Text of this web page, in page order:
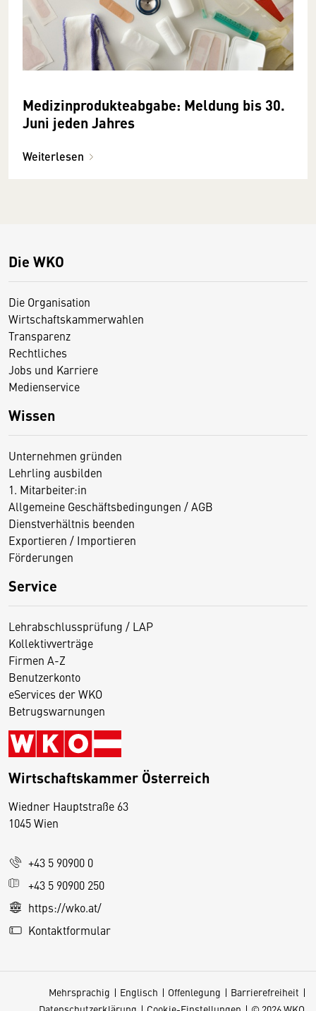
Medizinprodukteabgabe: Meldung bis 30.
Juni jeden Jahres
Weiterlesen
Die WKO
Die Organisation
Wirtschaftskammerwahlen
Transparenz
Rechtliches
Jobs und Karriere
Medienservice
Wissen
Unternehmen gründen
Lehrling ausbilden
1. Mitarbeiter:in
Allgemeine Geschäftsbedingungen / AGB
Dienstverhältnis beenden
Exportieren / Importieren
Förderungen
Service
Lehrabschlussprüfung / LAP
Kollektivverträge
Firmen A-Z
Benutzerkonto
eServices der WKO
Betrugswarnungen
Wirtschaftskammer Österreich
Wiedner Hauptstraße 63
1045 Wien
+43 5 90900 0
+43 5 90900 250
https://wko.at/
Kontaktformular
Mehrsprachig Englisch Offenlegung
Barrierefreiheit
D
s
e
S
e